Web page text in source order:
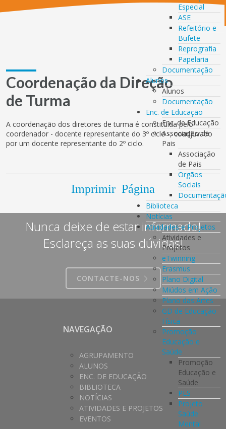
Especial
ASE
Refeitório e
Bufete
Reprografia
Papelaria
Documentação
Alunos
Alunos
Documentação
Enc. de Educação
Enc. de Educação
Associação de
Pais
Associação
de Pais
Orgãos
Sociais
Biblioteca
Notícias
Atividades e Projetos
Atividades e
Projetos
eTwinning
Erasmus
Plano Digital
Miúdos em Ação
Plano das Artes
GD de Educação
Física
Promoção
Educação e
Saúde
Promoção
Educação e
Saúde
PES
Projeto
Saúde
Mental
Coordenação da Direção
de Turma
A coordenação dos diretores de turma é constituída pelo
coordenador - docente representante do 3º ciclo -, coadjuvado
por um docente representante do 2º ciclo.
Imprimir Página
Nunca deixe de estar informado!
Esclareça as suas dúvidas!
CONTACTE-NOS
NAVEGAÇÃO
AGRUPAMENTO
ALUNOS
ENC. DE EDUCAÇÃO
BIBLIOTECA
NOTÍCIAS
ATIVIDADES E PROJETOS
EVENTOS